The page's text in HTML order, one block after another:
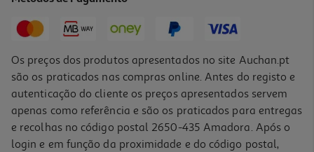
Promoção
-23%
Os preços dos produtos apresentados no site Auchan.pt
são os praticados nas compras online. Antes do registo e
autenticação do cliente os preços apresentados servem
apenas como referência e são os praticados para entregas
e recolhas no código postal 2650-435 Amadora. Após o
login e em função da proximidade e do código postal,